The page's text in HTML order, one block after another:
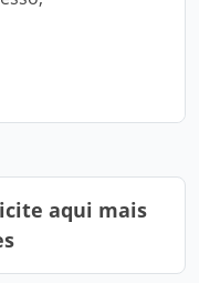
aqui mais